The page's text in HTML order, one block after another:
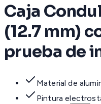
Caja
(12.7 mm)
prueba de
Material de
Pintura